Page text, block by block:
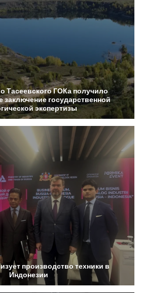
ТасеевскогоГОКаполучило
заключение государственной
экспертизы
производствотехники в
Индонезии